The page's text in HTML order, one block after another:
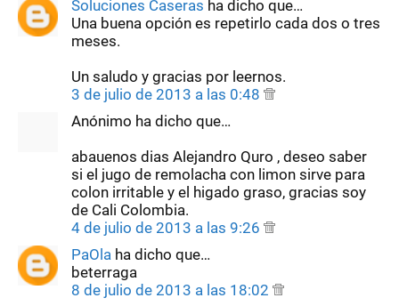
Soluciones Caseras ha dicho que…
Una buena opción es repetirlo cada dos o tres
meses.
Un saludo y gracias por leernos.
3 de julio de 2013 a las 0:48
Anónimo ha dicho que…
abauenos dias Alejandro Quro , deseo saber
si el jugo de remolacha con limon sirve para
colon irritable y el higado graso, gracias soy
de Cali Colombia.
4 de julio de 2013 a las 9:26
PaOla ha dicho que…
beterraga
8 de julio de 2013 a las 18:02